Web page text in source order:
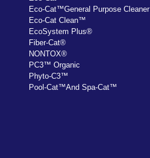
Eco-Cat™General Purpose Cleaner
Eco-Cat Clean™
EcoSystem Plus®
Fiber-Cat®
NONTOX®
PC3™ Organic
Phyto-C3™
Pool-Cat™And Spa-Cat™